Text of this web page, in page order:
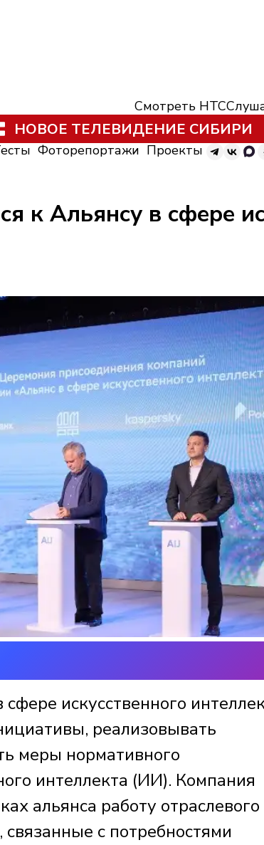
Смотреть НТС
НОВОЕ ТЕЛЕВИДЕНИЕ СИБИРИ
Фоторепортажи Проекты
к Альянсу в сфере
искусственного
реализовывать
меры нормативного
интеллекта (ИИ). Компания
альянса работу отраслевого
с потребностями